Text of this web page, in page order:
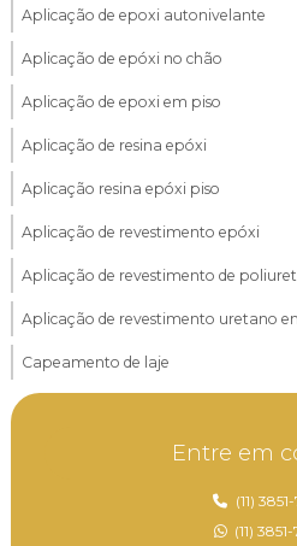
Aplicação de epoxi autonivelante
Aplicação de epóxi no chão
Aplicação de epoxi em piso
Aplicação de resina epóxi
Aplicação resina epóxi piso
Aplicação de revestimento epóxi
Aplicação de revestimento de
Aplicação de revestimento uretano
Capeamento de laje
Capeamento de laje alveolar
Capeamento de laje pré moldada
Capeamento de laje treliçada
Empresa de aplicação de epóxi
Entre em
(11)
(11)